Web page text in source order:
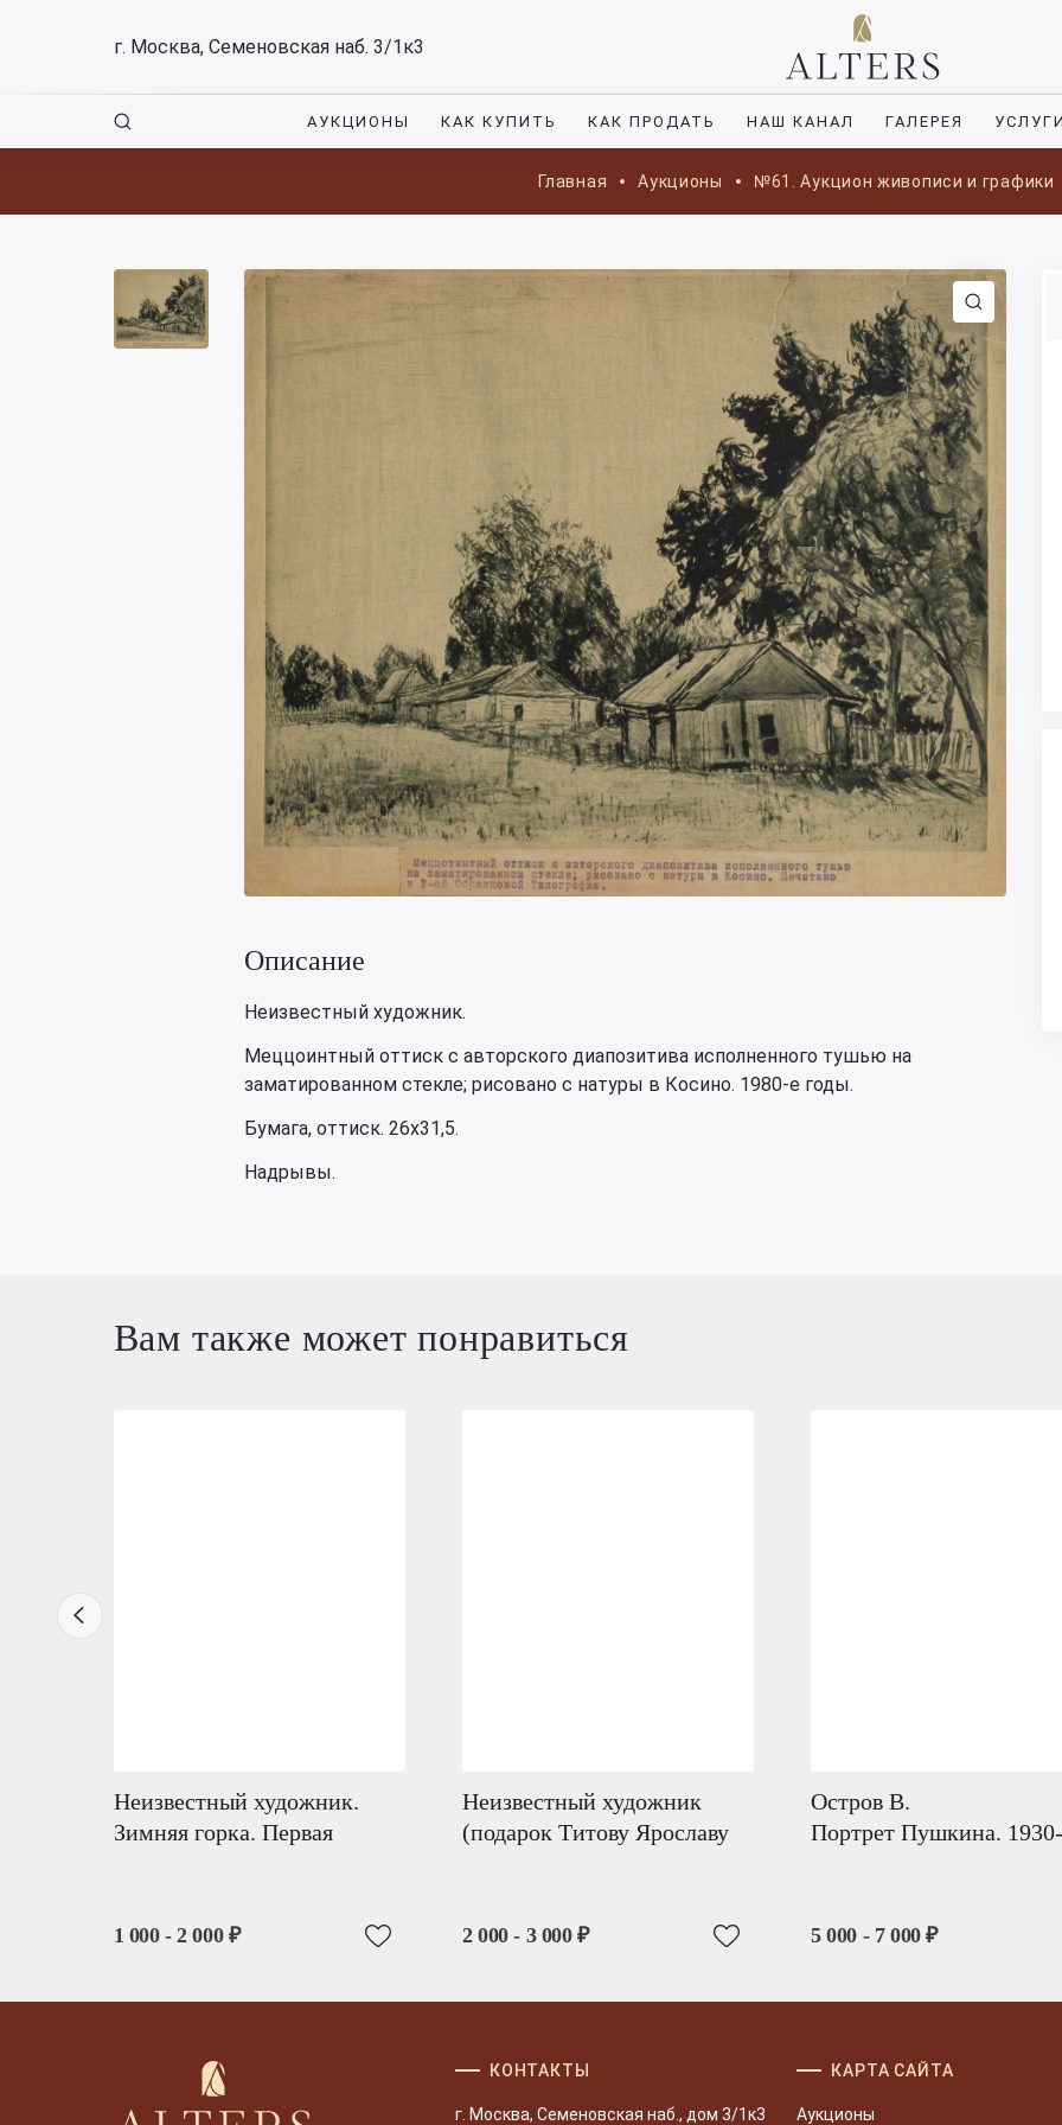
г. Москва, Семеновская наб. 3/1к3
АУКЦИОНЫ КАК КУПИТЬ КАК ПРОДАТЬ НАШ КАНАЛ ГАЛЕРЕЯ
Главная Аукционы №61. Аукцион живописи и графики
Описание
Неизвестный художник.
Меццоинтный оттиск с авторского диапозитива исполненного тушью на
заматированном стекле; рисовано с натуры в Косино. 1980-е годы.
Бумага, оттиск. 26х31,5.
Надрывы.
Вам также может понравиться
Неизвестный художник.
Зимняя горка. Первая
1 000 - 2 000 ₽
Неизвестный художник
(подарок Титову Ярославу
2 000 - 3 000 ₽
Остров В.
Портрет Пушкина.
5 000 - 7 000 ₽
КОНТАКТЫ
г. Москва, Семеновская наб., дом 3/1к3
КАРТА САЙТА
Аукционы